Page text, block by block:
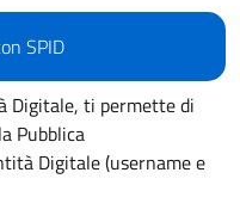
SPID
Digitale, ti permette di
Pubblica
Digitale (username e